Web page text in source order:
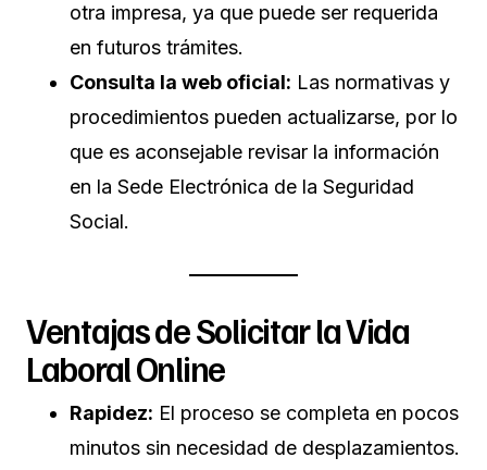
otra impresa, ya que puede ser requerida
en futuros trámites.
Consulta la web oficial: Las normativas y
procedimientos pueden actualizarse, por lo
que es aconsejable revisar la información
en la Sede Electrónica de la Seguridad
Social.
Ventajas de Solicitar la Vida
Laboral Online
Rapidez: El proceso se completa en pocos
minutos sin necesidad de desplazamientos.